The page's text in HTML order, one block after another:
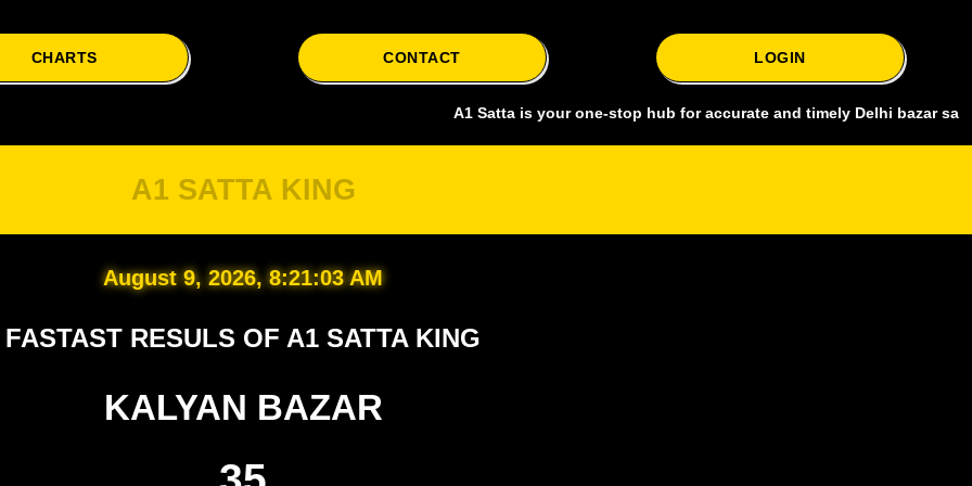
CHARTS CONTACT LOGIN
A1 Satta is your one-stop hub for accurate and timely Delhi bazar satta
A1 SATTA KING
August 9, 2026, 8:21:04 AM
FASTAST RESULS OF A1 SATTA KING
KALYAN BAZAR